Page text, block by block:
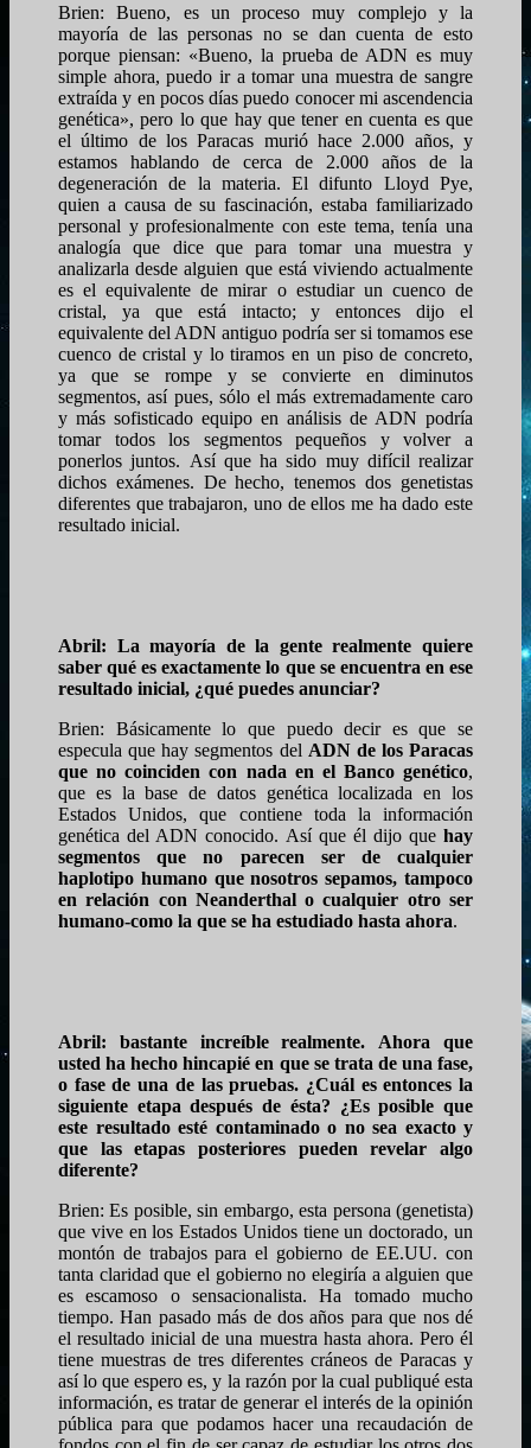
Brien: Bueno, es un proceso muy complejo y la
mayoría de las personas no se dan cuenta de esto
porque piensan: «Bueno, la prueba de ADN es muy
simple ahora, puedo ir a tomar una muestra de sangre
extraída y en pocos días puedo conocer mi ascendencia
genética», pero lo que hay que tener en cuenta es que
el último de los Paracas murió hace 2.000 años, y
estamos hablando de cerca de 2.000 años de la
degeneración de la materia. El difunto Lloyd Pye,
quien a causa de su fascinación, estaba familiarizado
personal y profesionalmente con este tema, tenía una
analogía que dice que para tomar una muestra y
analizarla desde alguien que está viviendo actualmente
es el equivalente de mirar o estudiar un cuenco de
cristal, ya que está intacto; y entonces dijo el
equivalente del ADN antiguo podría ser si tomamos ese
cuenco de cristal y lo tiramos en un piso de concreto,
ya que se rompe y se convierte en diminutos
segmentos, así pues, sólo el más extremadamente caro
y más sofisticado equipo en análisis de ADN podría
tomar todos los segmentos pequeños y volver a
ponerlos juntos. Así que ha sido muy difícil realizar
dichos exámenes. De hecho, tenemos dos genetistas
diferentes que trabajaron, uno de ellos me ha dado este
resultado inicial.
Abril: La mayoría de la gente realmente quiere
saber qué es exactamente lo que se encuentra en ese
resultado inicial, ¿qué puedes anunciar?
Brien: Básicamente lo que puedo decir es que se
especula que hay segmentos del ADN de los Paracas
que no coinciden con nada en el Banco genético,
que es la base de datos genética localizada en los
Estados Unidos, que contiene toda la información
genética del ADN conocido. Así que él dijo que hay
segmentos que no parecen ser de cualquier
haplotipo humano que nosotros sepamos, tampoco
en relación con Neanderthal o cualquier otro ser
humano-como la que se ha estudiado hasta ahora.
Abril: bastante increíble realmente. Ahora que
usted ha hecho hincapié en que se trata de una fase,
o fase de una de las pruebas. ¿Cuál es entonces la
siguiente etapa después de ésta? ¿Es posible que
este resultado esté contaminado o no sea exacto y
que las etapas posteriores pueden revelar algo
diferente?
Brien: Es posible, sin embargo, esta persona (genetista)
que vive en los Estados Unidos tiene un doctorado, un
montón de trabajos para el gobierno de EE.UU. con
tanta claridad que el gobierno no elegiría a alguien que
es escamoso o sensacionalista. Ha tomado mucho
tiempo. Han pasado más de dos años para que nos dé
el resultado inicial de una muestra hasta ahora. Pero él
tiene muestras de tres diferentes cráneos de Paracas y
así lo que espero es, y la razón por la cual publiqué esta
información, es tratar de generar el interés de la opinión
pública para que podamos hacer una recaudación de